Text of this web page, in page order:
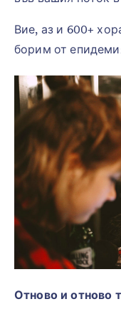
Вие, аз и 600+
борим от
Отново и отново